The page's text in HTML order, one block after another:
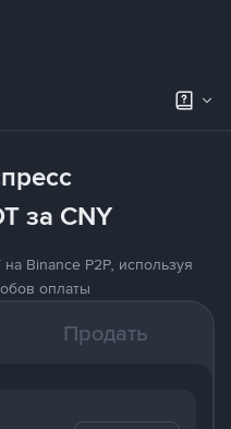
за CNY
Binance P2P, используя
оплаты
Продать